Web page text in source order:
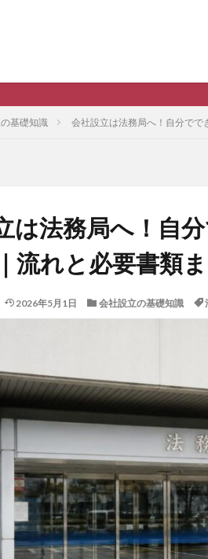
基礎知識 会社設立は法務局へ！自分でで
は法務局へ！自
流れと必要書類
2026年5月1日 会社設立の基礎知識